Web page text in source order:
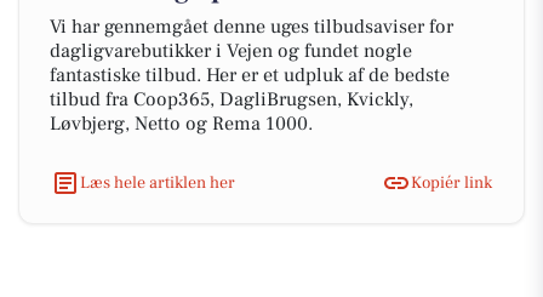
Vi har gennemgået denne uges tilbudsaviser for
dagligvarebutikker i Vejen og fundet nogle
fantastiske tilbud. Her er et udpluk af de bedste
tilbud fra Coop365, DagliBrugsen, Kvickly,
Løvbjerg, Netto og Rema 1000.
Læs hele artiklen her Kopiér link